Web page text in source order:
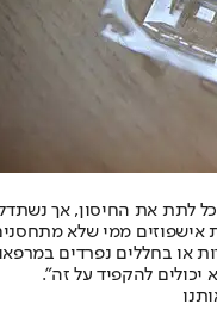
כל לתת את החיסון, אך
יכולים להקפיד על זה".